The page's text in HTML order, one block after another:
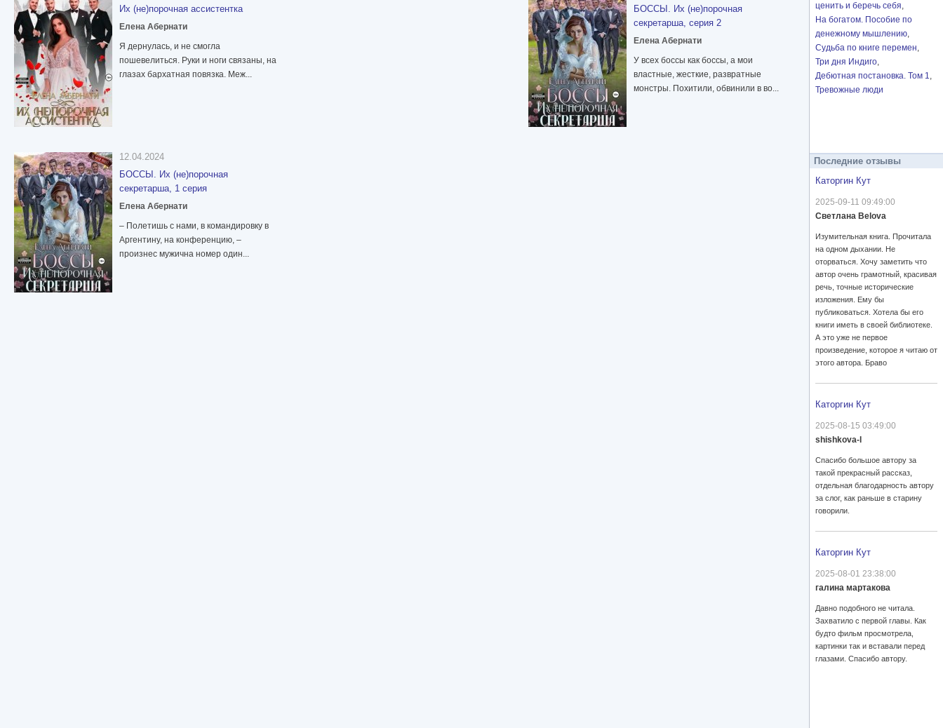
Их (не)порочная ассистентка
Елена Абернати
Я дернулась, и не смогла
пошевелиться. Руки и ноги связаны, на
глазах бархатная повязка. Меж...
БОССЫ. Их (не)порочная
секретарша, серия 2
Елена Абернати
У всех боссы как боссы, а мои
властные, жесткие, развратные
монстры. Похитили, обвинили в во...
12.04.2024
БОССЫ. Их (не)порочная
секретарша, 1 серия
Елена Абернати
– Полетишь с нами, в командировку в
Аргентину, на конференцию, –
произнес мужична номер один...
ценить и беречь себя
На богатом. Пособие по
денежному мышлению
Судьба по книге перемен
Три дня Индиго
Дебютная постановка. Том 1
Тревожные люди
Последние отзывы
Каторгин Кут
2025-09-11 09:49:00
Светлана Belova
Изумительная книга. Прочитала
на одном дыхании. Не
оторваться. Хочу заметить что
автор очень грамотный, красивая
речь, точные исторические
изложения. Ему бы
публиковаться. Хотела бы его
книги иметь в своей библиотеке.
А это уже не первое
произведение, которое я читаю от
этого автора. Браво
Каторгин Кут
2025-08-15 03:49:00
shishkova-l
Спасибо большое автору за
такой прекрасный рассказ,
отдельная благодарность автору
за слог, как раньше в старину
говорили.
Каторгин Кут
2025-08-01 23:38:00
галина мартакова
Давно подобного не читала.
Захватило с первой главы. Как
будто фильм просмотрела,
картинки так и вставали перед
глазами. Спасибо автору.